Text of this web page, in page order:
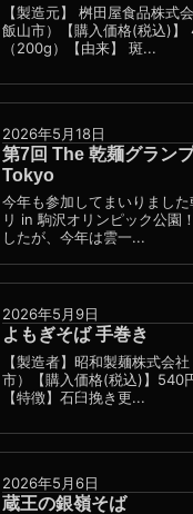
【製造元】 桝田屋食品株式
飯山市）【購入価格(税込)】
（200g）【由来】 斑...
2026年5月18日
第7回 The 乾麺グラン
Tokyo
今年も参加してまいりまし
リ in 駒沢オリンピック公園
したが、今年は雲一...
2026年5月9日
よもぎそば 手巻き
【製造者】昭和製麺株式会
市）【購入価格(税込)】540
【特徴】石臼挽き更...
2026年5月6日
蔵王の銀嶺そば